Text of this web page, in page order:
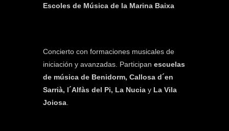
Escoles de Música de la Marina Baixa
Concierto con formaciones musicales de
iniciación y avanzadas. Participan escuelas
de música de Benidorm, Callosa d´en
Sarrià, l´Alfàs del Pi, La Nucia y La Vila
Joiosa.